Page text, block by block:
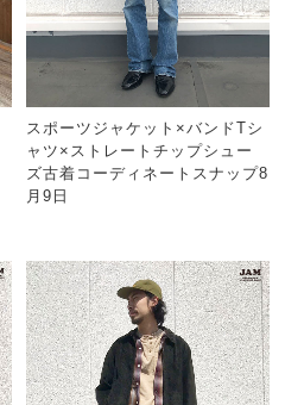
スポーツジャケット×バンドTシ
ャツ×ストレートチップシュー
ズ古着コーディネートスナップ8
月9日